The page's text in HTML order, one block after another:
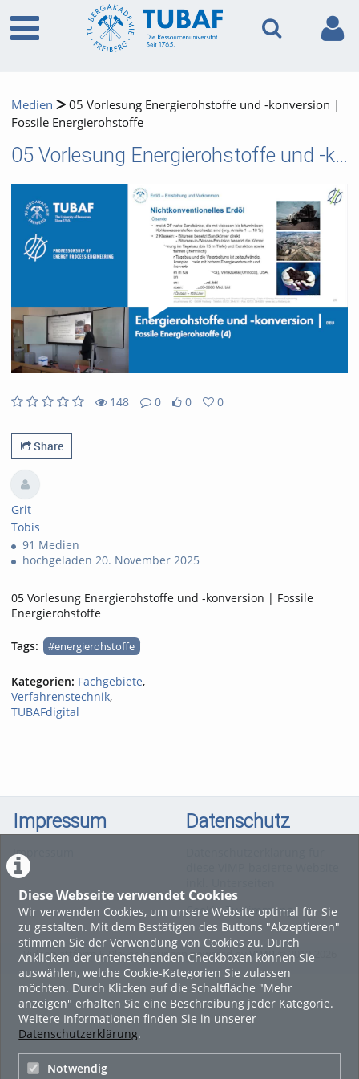
Diese Webseite verwendet Cookies
Wir verwenden Cookies, um unsere Website optimal für Sie
zu gestalten. Mit dem Bestätigen des Buttons "Akzeptieren"
stimmen Sie der Verwendung von Cookies zu. Durch
Anklicken der untenstehenden Checkboxen können Sie
auswählen, welche Cookie-Kategorien Sie zulassen
möchten. Durch Klicken auf die Schaltfläche "Mehr
anzeigen" erhalten Sie eine Beschreibung jeder Kategorie.
Weitere Informationen finden Sie in unserer
Datenschutzerklärung.
Notwendig
Medien
05 Vorlesung Energierohstoffe und -konversion |
Fossile Energierohstoffe
05 Vorlesung Energierohstoffe und -konversion | Fossile Energierohstoffe
148
0
0
0
Share
Grit
Tobis
91 Medien
hochgeladen 20. November 2025
05 Vorlesung Energierohstoffe und -konversion | Fossile
Energierohstoffe
Tags: #energierohstoffe
Kategorien: Fachgebiete,
Verfahrenstechnik,
TUBAFdigital
Impressum
Impressum
Datenschutz
Cookie-Zustimmung
Videoplattform & Player Lösungen powered byVIMP© 2010-2026